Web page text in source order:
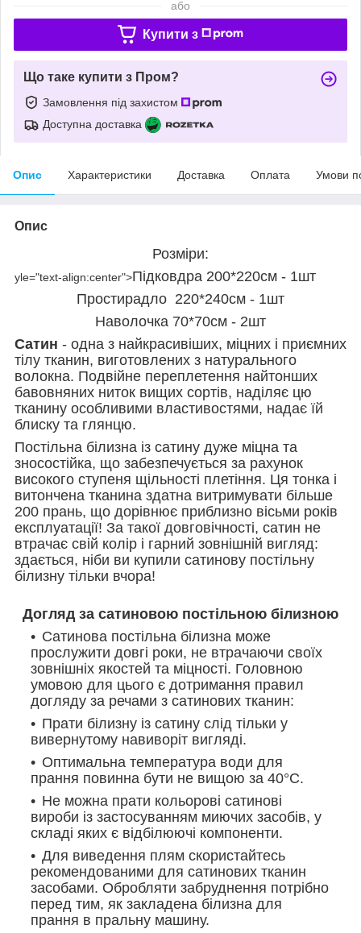
або
Купити з
Що таке купити з Пром?
Замовлення під захистом
Доступна доставка
Опис Характеристики Доставка Оплата Умови
Опис
Розміри:
yle="text-align:center">Підковдра 200*220см - 1шт
Простирадло 220*240см - 1шт
Наволочка 70*70см - 2шт
Сатин - одна з найкрасивіших, міцних і приємних
тілу тканин, виготовлених з натурального
волокна. Подвійне переплетення найтонших
бавовняних ниток вищих сортів, наділяє цю
тканину особливими властивостями, надає їй
блиску та глянцю.
Постільна білизна із сатину дуже міцна та
зносостійка, що забезпечується за рахунок
високого ступеня щільності плетіння. Ця тонка і
витончена тканина здатна витримувати більше
200 прань, що дорівнює приблизно вісьми років
експлуатації! За такої довговічності, сатин не
втрачає свій колір і гарний зовнішній вигляд:
здається, ніби ви купили сатинову постільну
білизну тільки вчора!
Догляд за сатиновою постільною білизною
Сатинова постільна білизна може
прослужити довгі роки, не втрачаючи своїх
зовнішніх якостей та міцності. Головною
умовою для цього є дотримання правил
догляду за речами з сатинових тканин:
Прати білизну із сатину слід тільки у
вивернутому навиворіт вигляді.
Оптимальна температура води для
прання повинна бути не вищою за 40°С.
Не можна прати кольорові сатинові
вироби із застосуванням миючих засобів, у
складі яких є відбілюючі компоненти.
Для виведення плям скористайтесь
рекомендованими для сатинових тканин
засобами. Обробляти забруднення потрібно
перед тим, як закладена білизна для
прання в пральну машину.